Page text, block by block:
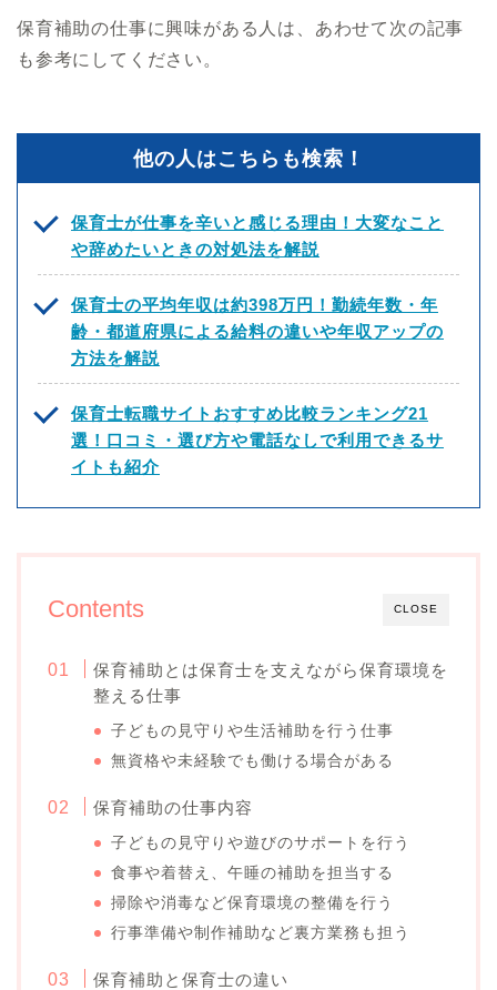
保育補助の仕事に興味がある人は、あわせて次の記事
も参考にしてください。
他の人はこちらも検索！
保育士が仕事を辛いと感じる理由！大変なこと
や辞めたいときの対処法を解説
保育士の平均年収は約398万円！勤続年数・年
齢・都道府県による給料の違いや年収アップの
方法を解説
保育士転職サイトおすすめ比較ランキング21
選！口コミ・選び方や電話なしで利用できるサ
イトも紹介
CLOSE
Contents
保育補助とは保育士を支えながら保育環境を
整える仕事
子どもの見守りや生活補助を行う仕事
無資格や未経験でも働ける場合がある
保育補助の仕事内容
子どもの見守りや遊びのサポートを行う
食事や着替え、午睡の補助を担当する
掃除や消毒など保育環境の整備を行う
行事準備や制作補助など裏方業務も担う
保育補助と保育士の違い